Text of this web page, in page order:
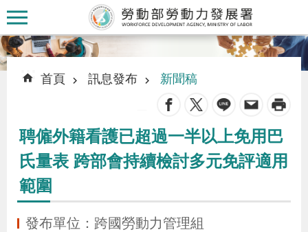
跳到主要內容區塊
認
識
本
:::
::: 首頁 訊息發布 新聞稿
聘僱外籍看護已超過一半以上免用巴
氏量表 跨部會持續檢討多元免評適用
範圍
發布單位：跨國勞動力管理組